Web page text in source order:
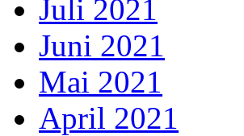
Juli 2021
Juni 2021
Mai 2021
April 2021